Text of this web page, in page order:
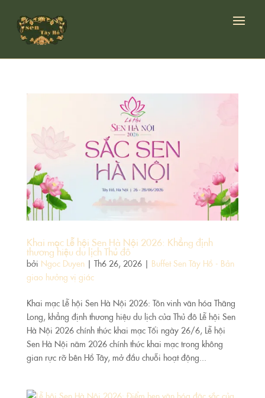
Khai mạc Lễ hội Sen Hà Nội 2026: Khẳng định
thương hiệu du lịch Thủ đô
bởi Ngoc Duyen| Th6 26, 2026| Buffet Sen Tây Hồ - Bản
giao hưởng vị giác
Khai mạc Lễ hội Sen Hà Nội 2026: Tôn vinh văn hóa Thăng
Long, khẳng định thương hiệu du lịch của Thủ đô Lễ hội Sen
Hà Nội 2026 chính thức khai mạc Tối ngày 26/6, Lễ hội
Sen Hà Nội năm 2026 chính thức khai mạc trong không
gian rực rỡ bên Hồ Tây, mở đầu chuỗi hoạt động...